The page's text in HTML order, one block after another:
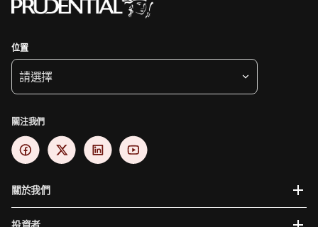
位置
請選擇
關注我們
關於我們